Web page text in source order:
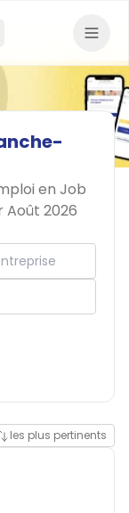
en Job
2026
les plus pertinents